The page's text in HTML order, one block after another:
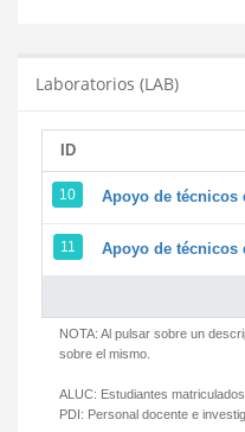
Laboratorios (LAB)
ID
10 Apoyo de técnicos
11 Apoyo de técnicos
NOTA: Al pulsar sobre un
sobre el mismo.
ALUC: Estudiantes
PDI: Personal docente e